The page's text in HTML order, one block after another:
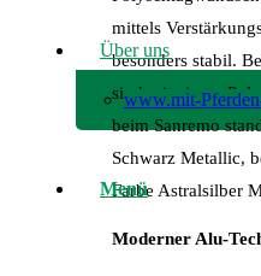
Über uns
www.mit-
Menü
mittels
besonders stabil.
sind mit einem
beim Sanremo
Schwarz Metallic,
Farbe Astralsilber
Moderner Alu-